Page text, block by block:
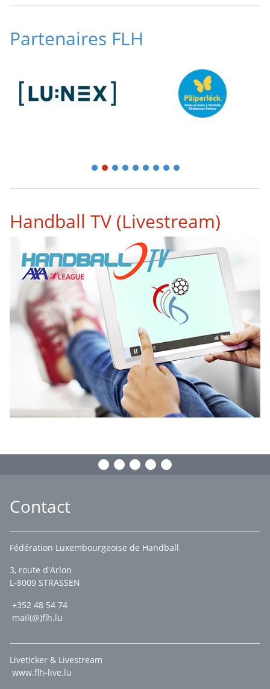
Partenaires FLH
1 2 3 4 5 6 7 8 9
Handball TV (Livestream)
Contact
Fédération Luxembourgeoise de Handball
3, route d'Arlon
L-8009 STRASSEN
+352 48 54 74
mail(@)flh.lu
Liveticker & Livestream
www.flh-live.lu